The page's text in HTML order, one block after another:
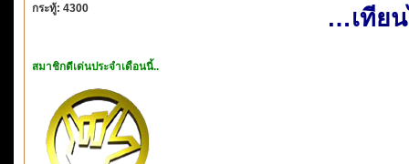
กระทู้: 4300
สมาชิกดีเด่นประจำเดือนนี้..
…เทีย